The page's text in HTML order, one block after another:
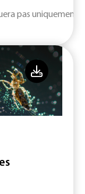
pas uniquement